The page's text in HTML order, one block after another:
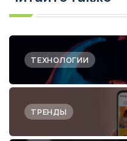
ТЕХНОЛОГИИ
ТРЕНДЫ